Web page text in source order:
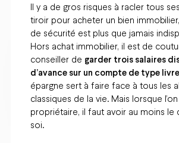
Il y a de gros risques à racler tous
tiroir pour acheter un bien
de sécurité est plus que jamais
Hors achat immobilier, il est de
conseiller de garder trois salaires
d’avance sur un compte de type
épargne sert à faire face à tous les
classiques de la vie. Mais lorsque
propriétaire, il faut avoir au moins le
soi.